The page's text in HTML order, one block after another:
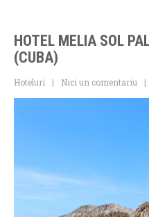
HOTEL MELIA SOL
(CUBA)
Hoteluri Nici un comentariu